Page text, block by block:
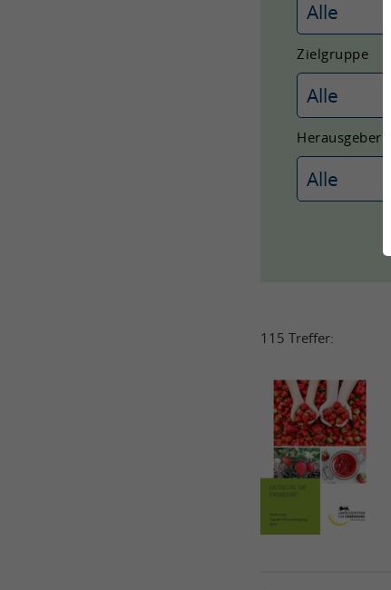
Zielgruppe
Herausgeber
115 Treffer: